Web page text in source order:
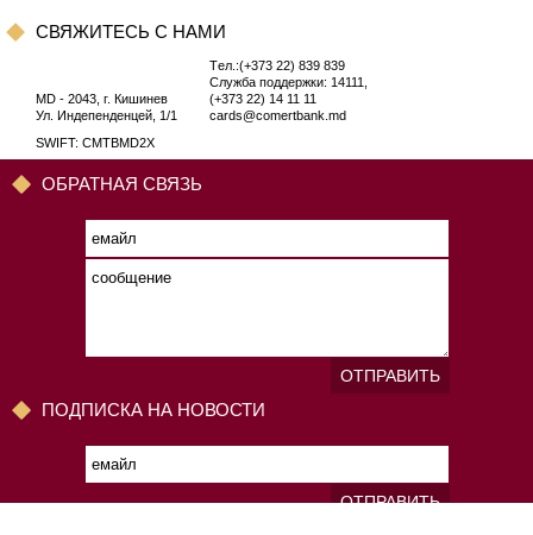
CВЯЖИТЕСЬ С НАМИ
MD - 2043, г. Кишинев
Ул. Индепенденцей, 1/1
Tел.:(+373 22) 839 839
Служба поддержки: 14111,
(+373 22) 14 11 11
cards@comertbank.md
SWIFT: CMTBMD2X
ОБРАТНАЯ СВЯЗЬ
ОТПРАВИТЬ
ПОДПИСКА НА НОВОСТИ
ОТПРАВИТЬ